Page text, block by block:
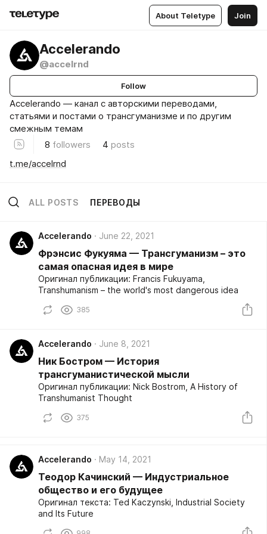
About Teletype Join
Accelerando
@accelrnd
Follow
Accelerando — канал с авторскими переводами,
статьями и постами о трансгуманизме и по другим
смежным темам
8 followers 4 posts
t.me/accelrnd
ALL POSTS ПЕРЕВОДЫ
Accelerando June 22, 2021
Фрэнсис Фукуяма — Трансгуманизм – это
самая опасная идея в мире
Оригинал публикации: Francis Fukuyama,
Transhumanism – the world's most dangerous idea
385
Accelerando June 8, 2021
Ник Бостром — История
трансгуманистической мысли
Оригинал публикации: Nick Bostrom, A History of
Transhumanist Thought
375
Accelerando May 14, 2021
Теодор Качинский — Индустриальное
общество и его будущее
Оригинал текста: Ted Kaczynski, Industrial Society
and Its Future